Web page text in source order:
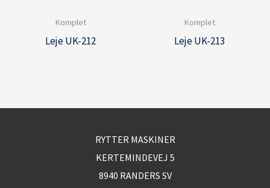
Komplet
Leje UK-212
Komplet
Leje UK-213
RYTTER MASKINER
KERTEMINDEVEJ 5
8940 RANDERS SV